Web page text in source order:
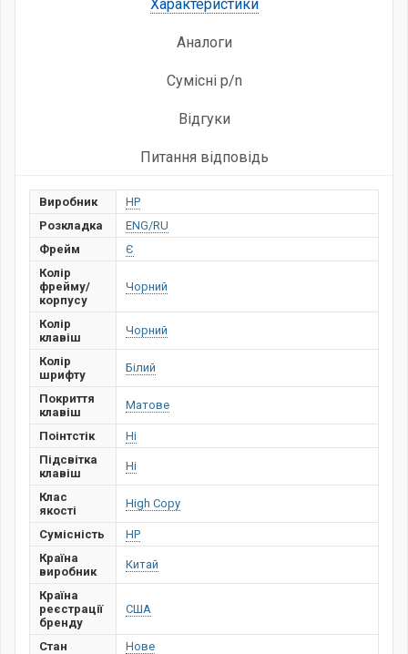
Характеристики
Аналоги
Сумісні p/n
Відгуки
Питання відповідь
Виробник
HP
Розкладка
ENG/RU
Фрейм
Є
Колір
фрейму/
корпусу
Чорний
Колір
клавіш
Чорний
Колір
шрифту
Білий
Покриття
клавіш
Матове
Поінтстік
Ні
Підсвітка
клавіш
Ні
Клас
якості
High Copy
Сумісність
HP
Країна
виробник
Китай
Країна
реєстрації
бренду
США
Стан Нове